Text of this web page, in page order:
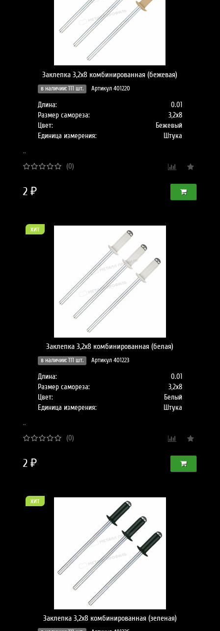
Заклепка 3,2х8 комбинированная (бежевая)
в наличии: 111 шт. Артикул 401220
Длина:
0.01
Размер самореза:
3,2х8
Цвет:
Бежевый
Единица измерения:
Штука
..
(0)
2 ₽
хит
Заклепка 3,2х8 комбинированная (белая)
в наличии: 111 шт. Артикул 401223
Длина:
0.01
Размер самореза:
3,2х8
Цвет:
Белый
Единица измерения:
Штука
..
(0)
2 ₽
хит
Заклепка 3,2х8 комбинированная (зеленая)